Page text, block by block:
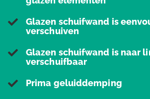
Glazen schuifwand is
verschuiven
Glazen schuifwand is naar
verschuifbaar
Prima geluiddemping